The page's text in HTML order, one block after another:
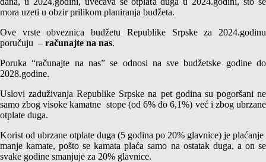
mora uzeti u obzir prilikom planiranja budžeta.
Ove vrste obveznica budžetu Republike Srpske za 2024.godinu
poručuju – računajte na nas.
Poruka “računajte na nas” se odnosi na sve budžetske godine do
2028.godine.
Uslovi zaduživanja Republike Srpske na pet godina su pogoršani ne
samo zbog visoke kamatne stope (od 6% do 6,1%) već i zbog ubrzane
otplate duga.
Korist od ubrzane otplate duga (5 godina po 20% glavnice) je plaćanje
manje kamate, pošto se kamata plaća samo na ostatak duga, a on se
svake godine smanjuje za 20% glavnice.